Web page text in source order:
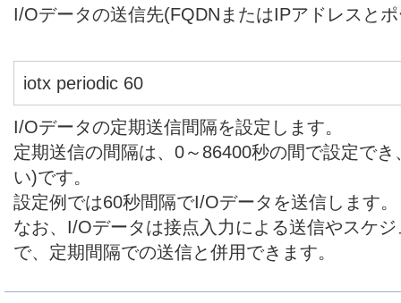
I/Oデータの送信先(FQDNまたはIPアドレスと
iotx periodic 60
I/Oデータの定期送信間隔を設定します。
定期送信の間隔は、0～86400秒の間で設定で
い)です。
設定例では60秒間隔でI/Oデータを送信します。
なお、I/Oデータは接点入力による送信やスケ
で、定期間隔での送信と併用できます。